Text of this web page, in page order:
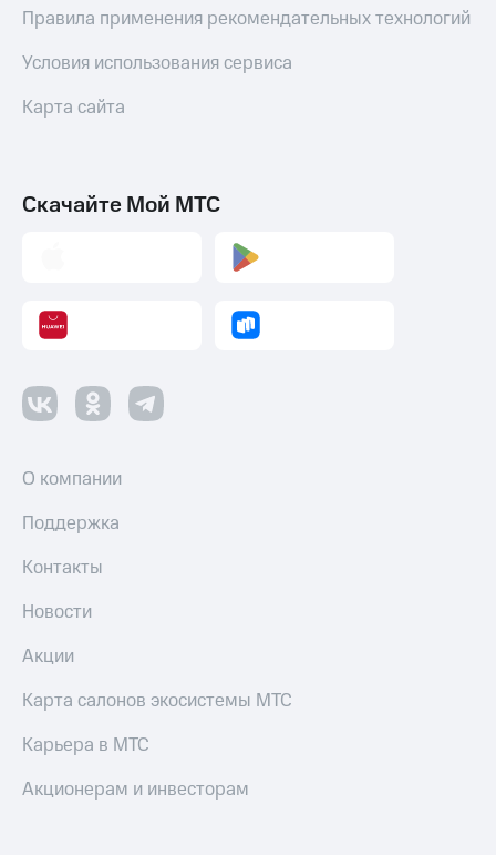
Правила применения рекомендательных технологий
Условия использования сервиса
Карта сайта
Скачайте Мой МТС
О компании
Поддержка
Контакты
Новости
Акции
Карта салонов экосистемы МТС
Карьера в МТС
Акционерам и инвесторам